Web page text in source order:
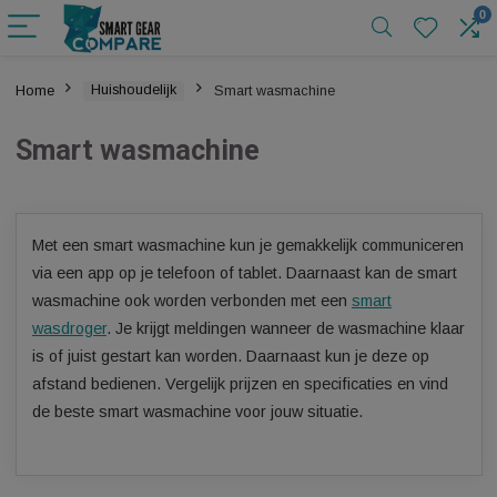
Home Huishoudelijk Smart wasmachine
Smart wasmachine
Met een smart wasmachine kun je gemakkelijk
via een app op je telefoon of tablet. Daarnaast kan de
wasmachine ook worden verbonden met eensmart
wasdroger. Je krijgt meldingen wanneer de wasmachine
is of juist gestart kan worden. Daarnaast kun je deze op
afstand bedienen. Vergelijk prijzen en specificaties en vind